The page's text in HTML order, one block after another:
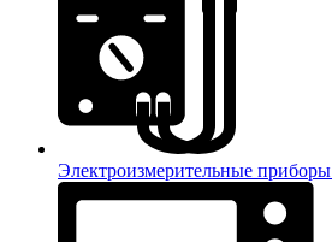
Электроизмерительные приборы